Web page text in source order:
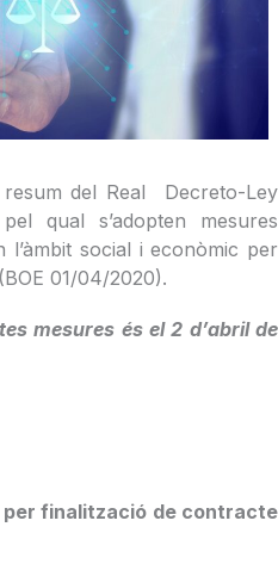
del Real Decreto-Ley
qual s’adopten mesures
l’àmbit social i econòmic per
01/04/2020).
mesures és el 2 d’abril de
per finalització de contracte